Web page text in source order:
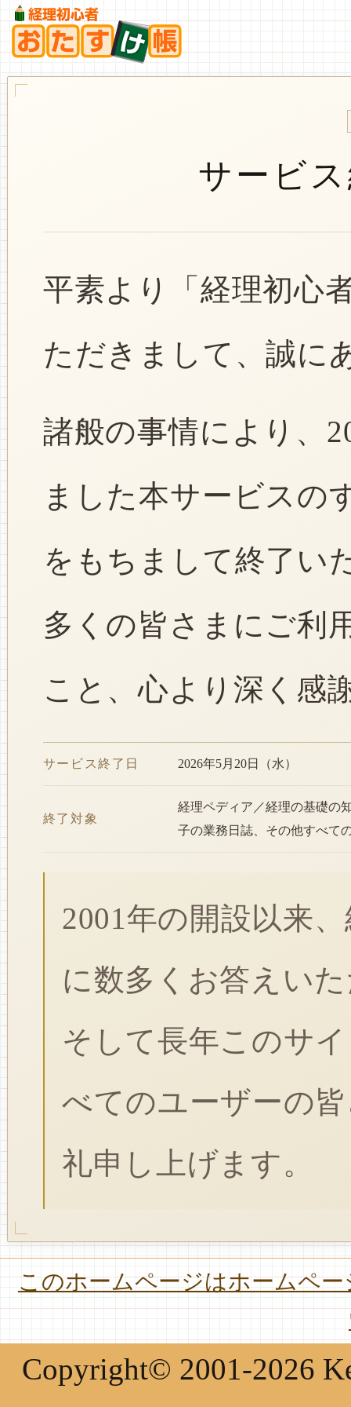
サービ
平素より「経理初心
ただきまして、誠に
諸般の事情により、
ました本サービスの
をもちまして終了い
多くの皆さまにご利
こと、心より深く感
サービス終了日 2026年5月20日（水）
終了対象
経理ペディア／経理の基礎の
子の業務日誌、その他すべて
2001年の開設以来
に数多くお答えい
そして長年このサ
べてのユーザーの
礼申し上げます。
このホームページはホームペ
Copyright© 2001-2026